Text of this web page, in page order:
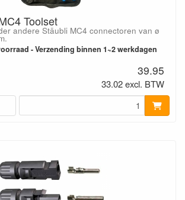
Toolset
andere Stäubli MC4 connectoren van ø
- Verzending binnen 1~2 werkdagen
39.95
33.02 excl. BTW